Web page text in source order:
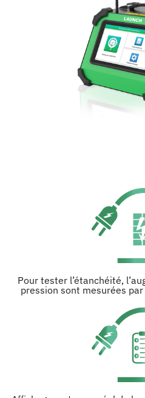
Pour tester l’étanchéité,
pression sont mesurées